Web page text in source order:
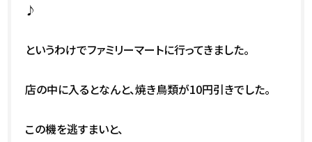
♪
というわけでファミリーマートに行ってきました。
店の中に入るとなんと、焼き鳥類が10円引きでした。
この機を逃すまいと、